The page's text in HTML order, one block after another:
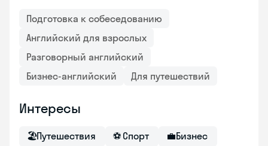
Подготовка к собеседованию
Английский для взрослых
Разговорный английский
Бизнес-английский
Для путешествий
Интересы
🏖Путешествия ⚽ Спорт 💼Бизнес